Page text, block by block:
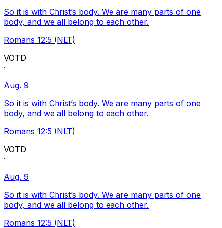
So it is with Christ’s body. We are many parts of one
body, and we all belong to each other.
Romans 12:5 (NLT)
VOTD
·
Aug. 9
So it is with Christ’s body. We are many parts of one
body, and we all belong to each other.
Romans 12:5 (NLT)
VOTD
·
Aug. 9
So it is with Christ’s body. We are many parts of one
body, and we all belong to each other.
Romans 12:5 (NLT)